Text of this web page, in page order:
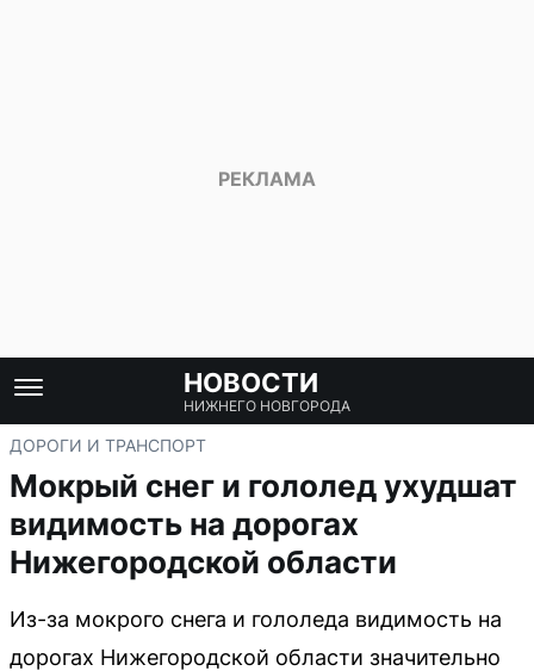
НОВОСТИ
НИЖНЕГО НОВГОРОДА
ДОРОГИ И ТРАНСПОРТ
Мокрый снег и гололед ухудшат
видимость на дорогах
Нижегородской области
Из-за мокрого снега и гололеда видимость на
дорогах Нижегородской области значительно